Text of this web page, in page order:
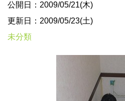
公開日：2009/05/21(木)
更新日：2009/05/23(土)
未分類